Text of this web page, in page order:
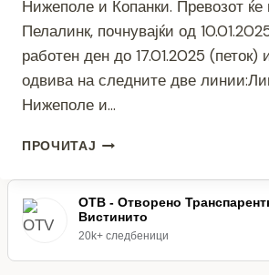
Нижеполе и Копанки. Превозот
Пелалинк, почнувајќи од
работен ден до 17.01.2025 (петок)
одвива на следните две
Нижеполе и…
ПРОЧИТАЈ БЕСПЛАТЕН
ДО
СКИЈАЧКИТЕ
ЦЕНТРИ
НИЖЕПОЛЕ
ОТВ - Отворено
Вистинито
20k+ следбеници